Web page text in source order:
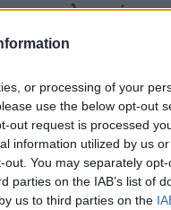
or processing of your
use the below opt-out
out request is processed
information utilized by us
You may separately
parties on the IAB’s list of
us to third parties on the
ελιγμούς και
με αποτέλεσμα